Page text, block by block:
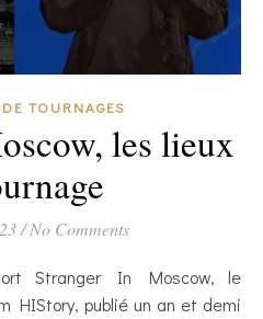
TOURNAGES
les lieux
/ No Comments
HIStory, publié un an et demi